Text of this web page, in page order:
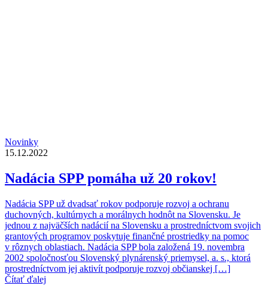
Novinky
15.12.2022
Nadácia SPP pomáha už 20 rokov!
Nadácia SPP už dvadsať rokov podporuje rozvoj a ochranu
duchovných, kultúrnych a morálnych hodnôt na Slovensku. Je
jednou z najväčších nadácií na Slovensku a prostredníctvom svojich
grantových programov poskytuje finančné prostriedky na pomoc
v rôznych oblastiach. Nadácia SPP bola založená 19. novembra
2002 spoločnosťou Slovenský plynárenský priemysel, a. s., ktorá
prostredníctvom jej aktivít podporuje rozvoj občianskej […]
Čítať ďalej